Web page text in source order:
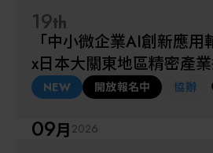
19th
「中小微企業AI創新應
x日本大關東地區精密產
拓訪團
NEW 開放報名中 協辦
09月 2026
展覽資訊
關鍵模組/設備零組件材